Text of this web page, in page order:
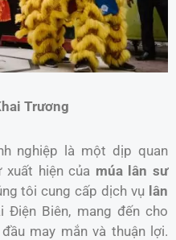
Trương
nghiệp là một dịp quan
hiện của múa lân sư
tôi cung cấp dịch vụ lân
Điện Biên, mang đến cho
may mắn và thuận lợi.